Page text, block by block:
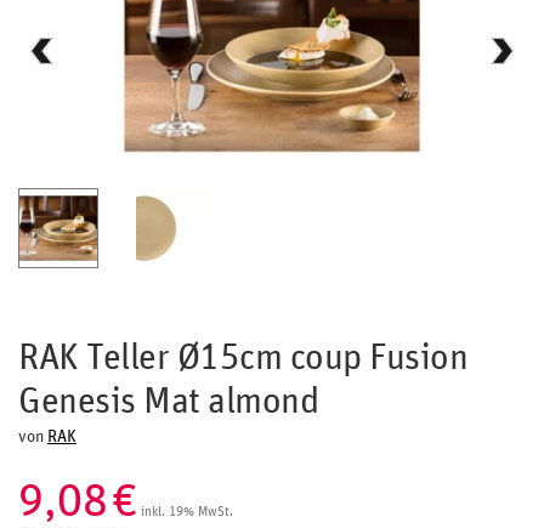
RAK Teller Ø15cm coup Fusion
Genesis Mat almond
von RAK
9,08€ inkl. 19% MwSt.